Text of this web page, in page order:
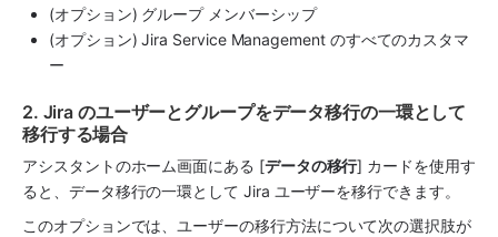
(オプション) グループ メンバーシップ
(オプション) Jira Service Management のすべてのカスタマ
ー
2. Jira のユーザーとグループをデータ移行の一環として
移行する場合
アシスタントのホーム画面にある [データの移行] カードを使用す
ると、データ移行の一環として Jira ユーザーを移行できます。
このオプションでは、ユーザーの移行方法について次の選択肢が